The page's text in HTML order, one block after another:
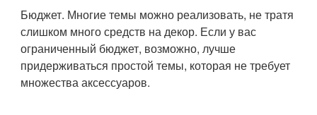
Бюджет. Многие темы можно реализовать, не тратя
слишком много средств на декор. Если у вас
ограниченный бюджет, возможно, лучше
придерживаться простой темы, которая не требует
множества аксессуаров.